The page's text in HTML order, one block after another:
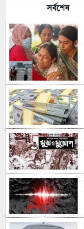
সর্বশেষ